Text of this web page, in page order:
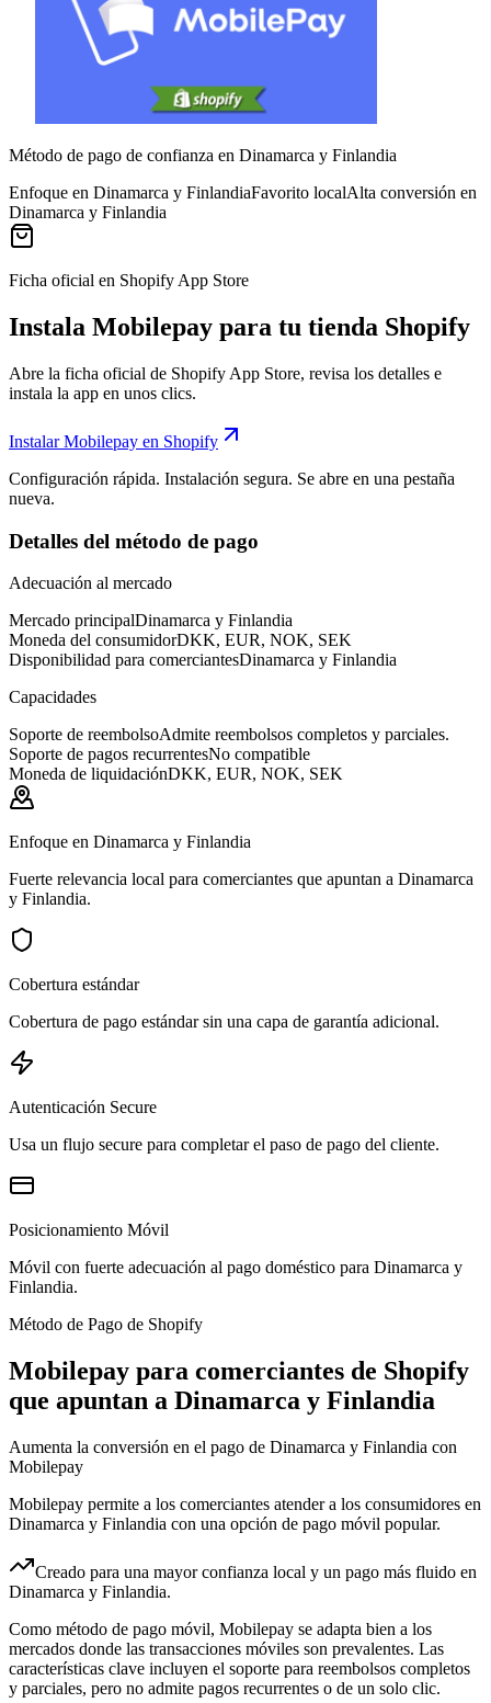
Método de pago de confianza en Dinamarca y Finlandia
Enfoque en Dinamarca y FinlandiaFavorito localAlta conversión en
Dinamarca y Finlandia
Ficha oficial en Shopify App Store
Instala Mobilepay para tu tienda Shopify
Abre la ficha oficial de Shopify App Store, revisa los detalles e
instala la app en unos clics.
Instalar Mobilepay en Shopify
Configuración rápida. Instalación segura. Se abre en una pestaña
nueva.
Detalles del método de pago
Adecuación al mercado
Mercado principalDinamarca y Finlandia
Moneda del consumidorDKK, EUR, NOK, SEK
Disponibilidad para comerciantesDinamarca y Finlandia
Capacidades
Soporte de reembolsoAdmite reembolsos completos y parciales.
Soporte de pagos recurrentesNo compatible
Moneda de liquidaciónDKK, EUR, NOK, SEK
Enfoque en Dinamarca y Finlandia
Fuerte relevancia local para comerciantes que apuntan a Dinamarca
y Finlandia.
Cobertura estándar
Cobertura de pago estándar sin una capa de garantía adicional.
Autenticación Secure
Usa un flujo secure para completar el paso de pago del cliente.
Posicionamiento Móvil
Móvil con fuerte adecuación al pago doméstico para Dinamarca y
Finlandia.
Método de Pago de Shopify
Mobilepay para comerciantes de Shopify
que apuntan a Dinamarca y Finlandia
Aumenta la conversión en el pago de Dinamarca y Finlandia con
Mobilepay
Mobilepay permite a los comerciantes atender a los consumidores en
Dinamarca y Finlandia con una opción de pago móvil popular.
Creado para una mayor confianza local y un pago más fluido en
Dinamarca y Finlandia.
Como método de pago móvil, Mobilepay se adapta bien a los
mercados donde las transacciones móviles son prevalentes. Las
características clave incluyen el soporte para reembolsos completos
y parciales, pero no admite pagos recurrentes o de un solo clic.